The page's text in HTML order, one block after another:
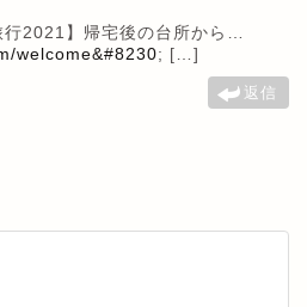
2021】帰宅後の台所から…
welcome&#8230; […]
返信